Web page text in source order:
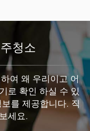
청소
여 왜 우리이고 어
로 확인 하실 수 있
를 제공합니다. 직
세요.